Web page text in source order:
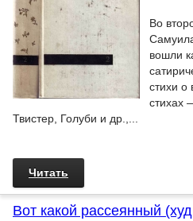
Во
вошли
стихи о
стихах
Твистер, Голуби и др.,...
Читать
Вот какой рассеянный